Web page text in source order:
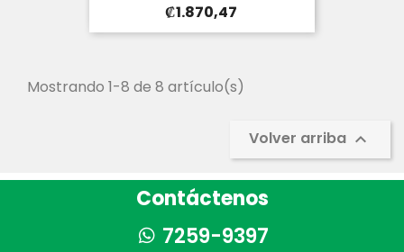
Precio
₡1.870,47
Mostrando 1-8 de 8 artículo(s)
Volver arriba 
Contáctenos
7259-9397